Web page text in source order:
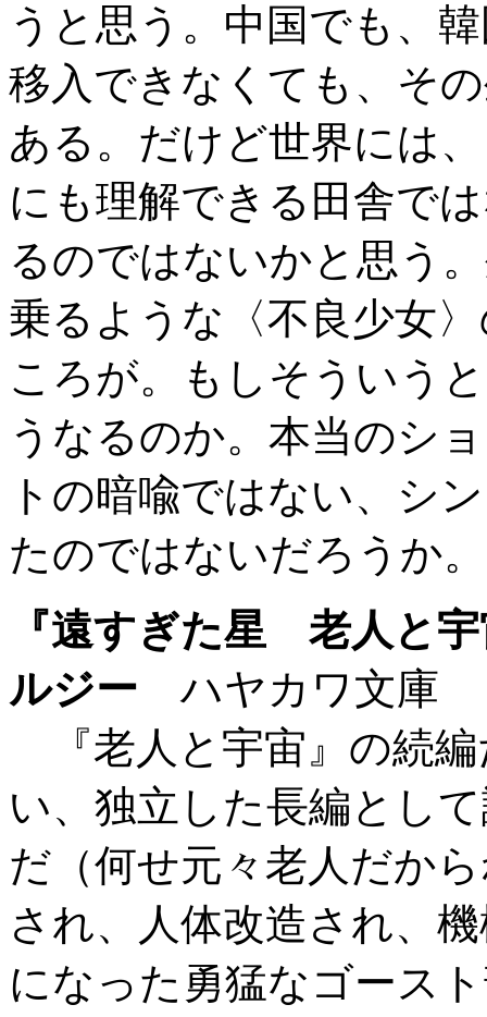
うと思う。中国でも、
移入できなくても、そ
ある。だけど世界には
にも理解できる田舎で
るのではないかと思う
乗るような〈不良少女
ころが。もしそういう
うなるのか。本当のシ
トの暗喩ではない、シ
たのではないだろうか。
『遠すぎた星 老人と
ルジー ハヤカワ文庫
『老人と宇宙』の続編
い、独立した長編とし
だ（何せ元々老人だか
され、人体改造され、
になった勇猛なゴース